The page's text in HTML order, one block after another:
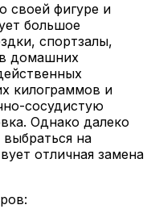
своей фигуре и
большое
спортзалы,
домашних
килограммов и
сосудистую
Однако далеко
на
отличная замена